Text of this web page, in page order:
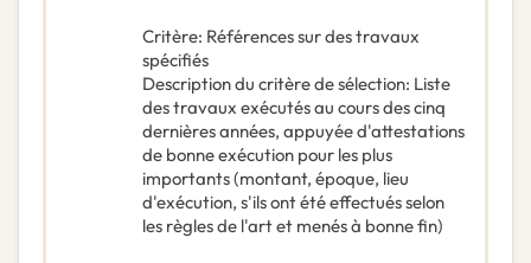
Critère: Références sur des travaux
spécifiés
Description du critère de sélection: Liste
des travaux exécutés au cours des cinq
dernières années, appuyée d'attestations
de bonne exécution pour les plus
importants (montant, époque, lieu
d'exécution, s'ils ont été effectués selon
les règles de l'art et menés à bonne fin)